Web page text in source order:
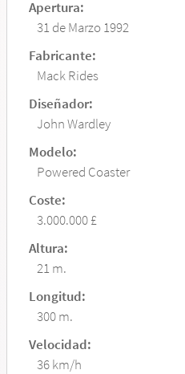
Apertura:
31 de Marzo 1992
Fabricante:
Mack Rides
Diseñador:
John Wardley
Modelo:
Powered Coaster
Coste:
3.000.000 £
Altura:
21 m.
Longitud:
300 m.
Velocidad:
36 km/h